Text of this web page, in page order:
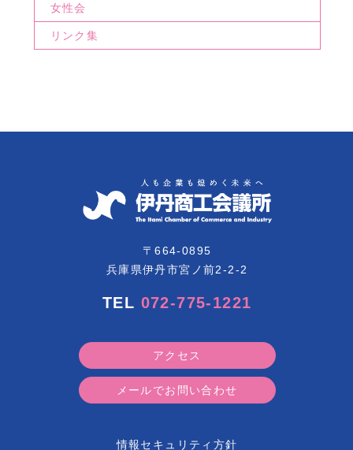
女性会
リンク集
〒664-0895
兵庫県伊丹市宮ノ前2-2-2
TEL 072-775-1221
アクセス
メールでお問い合わせ
情報セキュリティ方針